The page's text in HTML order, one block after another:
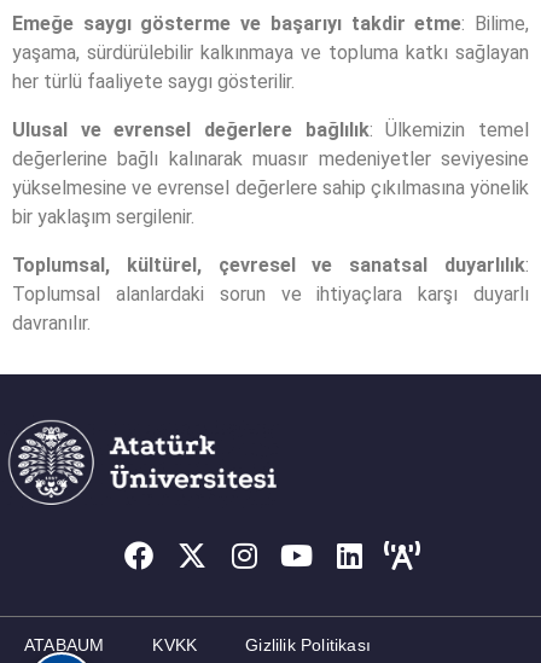
Emeğe saygı gösterme ve başarıyı takdir etme: Bilime,
yaşama, sürdürülebilir kalkınmaya ve topluma katkı sağlayan
her türlü faaliyete saygı gösterilir.
Ulusal ve evrensel değerlere bağlılık: Ülkemizin temel
değerlerine bağlı kalınarak muasır medeniyetler seviyesine
yükselmesine ve evrensel değerlere sahip çıkılmasına yönelik
bir yaklaşım sergilenir.
Toplumsal, kültürel, çevresel ve sanatsal duyarlılık:
Toplumsal alanlardaki sorun ve ihtiyaçlara karşı duyarlı
davranılır.
ATABAUM KVKK Gizlilik Politikası